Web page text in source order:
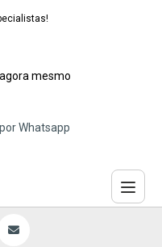
mesmo
Whatsapp